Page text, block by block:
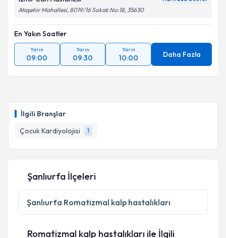
İlgili Branşlar
Çocuk Kardiyolojisi
1
Takvim Talebini Gönder
Ataşehir Mahallesi, 8019/16 Sokak No:18, 35630
En Yakın Saatler
Yarın
09:00
Yarın
09:30
Yarın
10:00 Daha Fazla
Şanlıurfa İlçeleri
Şanlıurfa Romatizmal kalp hastalıkları
Romatizmal kalp hastalıkları ile İlgili